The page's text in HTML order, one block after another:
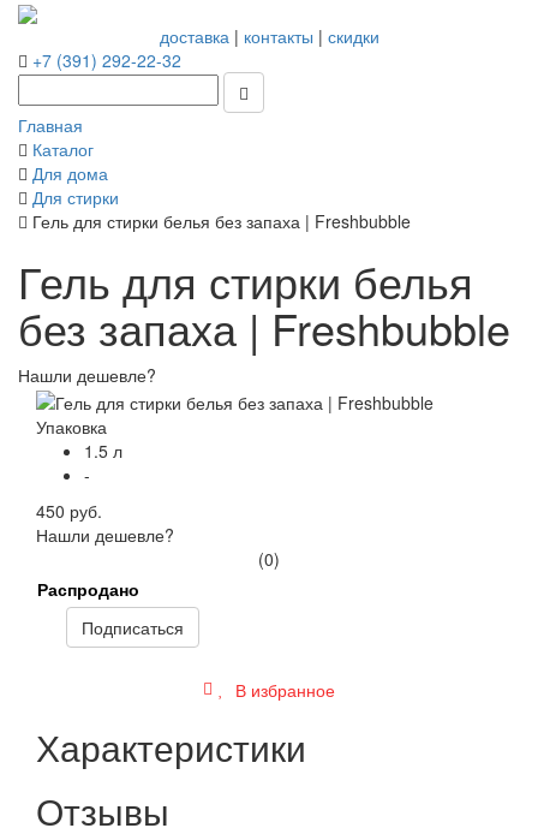
доставка| контакты | скидки
+7 (391) 292-22-32
Главная
Каталог
Для дома
Для стирки
Гель для стирки белья без запаха | Freshbubble
Гель для стирки белья
без запаха | Freshbubble
Нашли дешевле?
Упаковка
1.5 л
-
450 руб.
Нашли дешевле?
(0)
Распродано
Подписаться
В избранное
Характеристики
Отзывы